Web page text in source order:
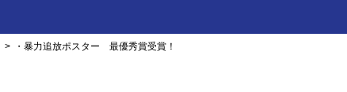
・暴力追放ポスター 最優秀賞受賞！